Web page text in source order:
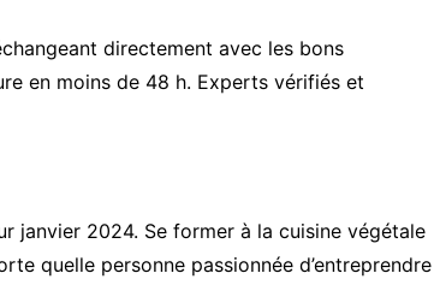
directement avec les bons
en moins de 48 h. Experts vérifiés et
janvier 2024. Se former à la cuisine végétale
quelle personne passionnée d’entreprendre